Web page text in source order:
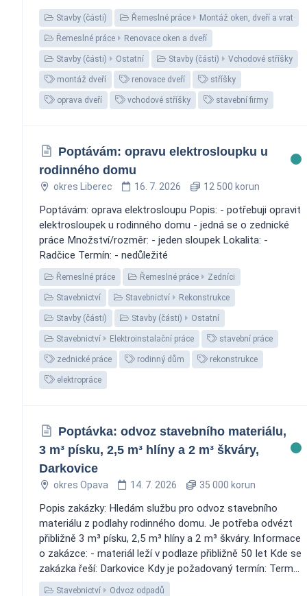
Stavby (části) Řemeslné práce Montáž oken, dveří a vrat
Řemeslné práce Renovace oken a dveří
Stavby (části) Ostatní Stavby (části) Vchodové stříšky
montáž dveří renovace dveří stříšky
oprava dveří vchodové stříšky stavební firmy
Poptávám: opravu elektrosloupku u
rodinného domu
okres Liberec 16. 7. 2026 12 500 korun
Poptávám: oprava elektrosloupu Popis: - potřebuji opravit
elektrosloupek u rodinného domu - jedná se o zednické
práce Množství/rozměr: - jeden sloupek Lokalita: -
Radčice Termín: - nedůležité
Řemeslné práce Řemeslné práce Zedníci
Stavebnictví Stavebnictví Rekonstrukce
Stavby (části) Stavby (části) Ostatní
Stavebnictví Elektroinstalační práce stavební práce
zednické práce rodinný dům rekonstrukce
elektropráce
Poptávka: odvoz stavebního materiálu,
3 m³ písku, 2,5 m³ hlíny a 2 m³ škváry,
Darkovice
okres Opava 14. 7. 2026 35 000 korun
Popis zakázky: Hledám službu pro odvoz stavebního
materiálu z podlahy rodinného domu. Je potřeba odvézt
přibližně 3 m³ písku, 2,5 m³ hlíny a 2 m³ škváry. Informace
o zakázce: - materiál leží v podlaze přibližně 50 let Kde se
zakázka řeší: Darkovice Kdy je požadovaný termín: Term...
Stavebnictví Odvoz odpadů